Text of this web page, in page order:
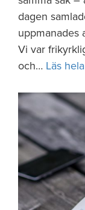
dagen
uppmanades
Vi var
och… Läs